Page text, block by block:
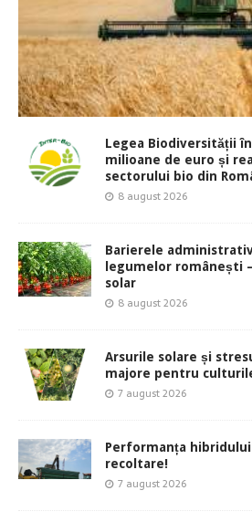
Legea Biodiversității
milioane de euro și
sectorului bio din
8 august 2026
Barierele
legumelor românești
solar
8 august 2026
Arsurile solare și
majore pentru
7 august 2026
Performanța
recoltare!
7 august 2026